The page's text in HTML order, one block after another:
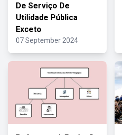
De Serviço De
Utilidade Pública
Exceto
07 September 2024